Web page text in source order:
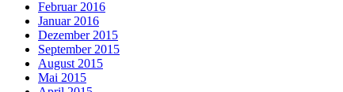
Februar 2016
Januar 2016
Dezember 2015
September 2015
August 2015
Mai 2015